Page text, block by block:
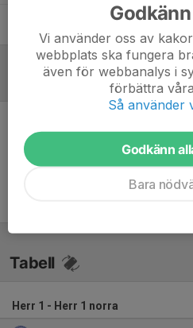
Viktor BergklintTränare
Tabell
Herr 1 - Herr 1 norra
Vi använder oss av
webbplats ska fungera
även för webbanalys i
förbättra
Så använder
Godkänn
Bara